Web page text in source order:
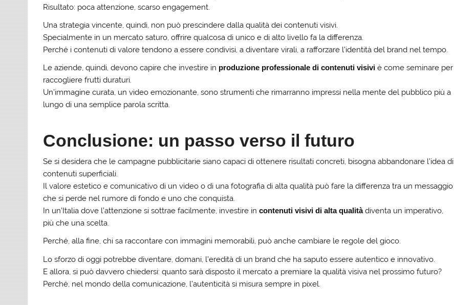
Risultato: poca attenzione, scarso engagement.
Una strategia vincente, quindi, non può prescindere dalla qualità dei contenuti visivi.
Specialmente in un mercato saturo, offrire qualcosa di unico e di alto livello fa la differenza.
Perché i contenuti di valore tendono a essere condivisi, a diventare virali, a rafforzare l’identità del brand nel tempo.
Le aziende, quindi, devono capire che investire in produzione professionale di contenuti visivi è come seminare per
raccogliere frutti duraturi.
Un’immagine curata, un video emozionante, sono strumenti che rimarranno impressi nella mente del pubblico più a
lungo di una semplice parola scritta.
Conclusione: un passo verso il futuro
Se si desidera che le campagne pubblicitarie siano capaci di ottenere risultati concreti, bisogna abbandonare l’idea di
contenuti superficiali.
Il valore estetico e comunicativo di un video o di una fotografia di alta qualità può fare la differenza tra un messaggio
che si perde nel rumore di fondo e uno che conquista.
In un’Italia dove l’attenzione si sottrae facilmente, investire incontenuti visivi di alta qualitàdiventa un imperativo,
più che una scelta.
Perché, alla fine, chi sa raccontare con immagini memorabili, può anche cambiare le regole del gioco.
Lo sforzo di oggi potrebbe diventare, domani, l’eredità di un brand che ha saputo essere autentico e innovativo.
E allora, si può davvero chiedersi: quanto sarà disposto il mercato a premiare la qualità visiva nel prossimo futuro?
Perché, nel mondo della comunicazione, l’autenticità si misura sempre in pixel.